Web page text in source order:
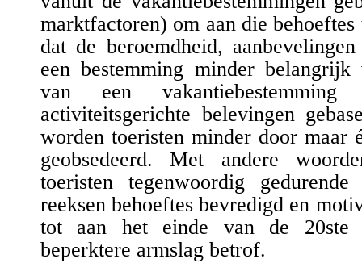
marktfactoren) om aan die
dat de beroemdheid,
een bestemming minder
van een
activiteitsgerichte belevingen
worden toeristen minder door maar
geobsedeerd.Met andere
toeristen tegenwoordig
reeksen behoeftes bevredigd en
tot aan het einde van de
beperktere armslag betrof.